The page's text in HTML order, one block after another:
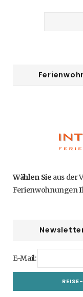
Wählen Sie aus der
Ferienwohnungen
E-Mail: